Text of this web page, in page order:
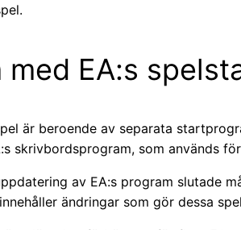
med EA:s
är beroende av separata
skrivbordsprogram, som används
av EA:s program slutade
ändringar som gör dessa